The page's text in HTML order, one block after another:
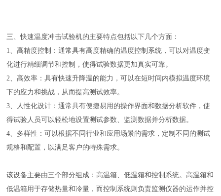
三、快速温度冲击试验机的主要特点包括以下几个方面：
1、高精度控制：通常具有高度精确的温度控制系统，可以对温度变
化进行精细调节和控制，使得试验数据更加真实可靠。
2、高效率：具有快速升降温的能力，可以在短时间内模拟温度环境
下的应力和挑战，从而提高测试效率。
3、人性化设计：通常具有便捷易用的操作界面和数据分析软件，使
得试验人员可以轻松地设置测试参数、监测数据并分析数据。
4、多样性：可以根据不同行业和应用场景的需求，定制不同的测试
规格和配置，以满足客户的特殊需求。
该设备主要由三个部分组成：高温箱、低温箱和控制系统。高温箱和
低温箱用于存储热量和冷量，而控制系统则负责监测仪器的运作并控